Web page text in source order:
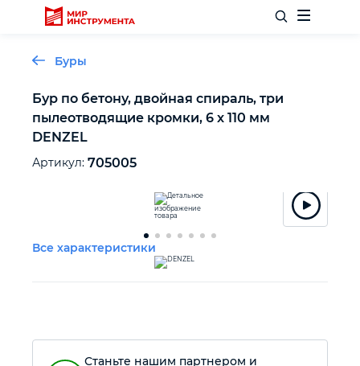
Отделочный инструмент
Слесарный инструмент
Столярный инструмент
Садовый инвентарь
Буры
Бур по бетону, двойная спираль, три
пылеотводящие кромки, 6 x 110 мм
DENZEL
Артикул: 705005
Все характеристики
Станьте нашим партнером и